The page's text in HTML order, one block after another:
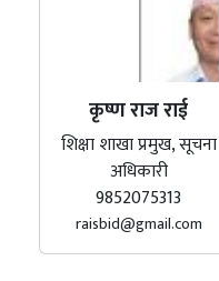
कृष्ण राज राई
शिक्षा शाखा प्रमुख, सूचना
अधिकारी
9852075313
raisbid@gmail.com